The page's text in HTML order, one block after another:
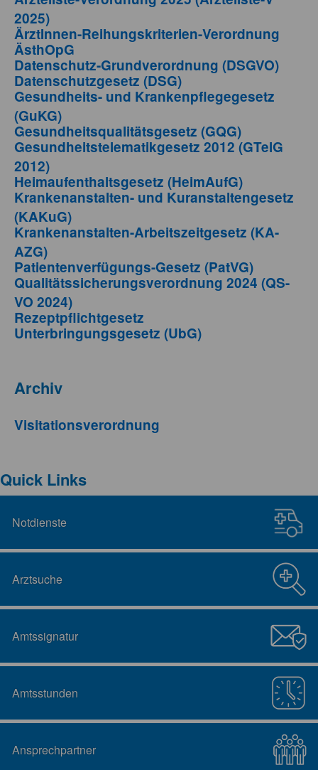
2025)
ÄrztInnen-Reihungskriterien-Verordnung
ÄsthOpG
Datenschutz-Grundverordnung (DSGVO)
Datenschutzgesetz (DSG)
Gesundheits- und Krankenpflegegesetz
(GuKG)
Gesundheitsqualitätsgesetz (GQG)
Gesundheitstelematikgesetz 2012 (GTelG
2012)
Heimaufenthaltsgesetz (HeimAufG)
Krankenanstalten- und Kuranstaltengesetz
(KAKuG)
Krankenanstalten-Arbeitszeitgesetz (KA-
AZG)
Patientenverfügungs-Gesetz (PatVG)
Qualitätssicherungsverordnung 2024 (QS-
VO 2024)
Rezeptpflichtgesetz
Unterbringungsgesetz (UbG)
Archiv
Visitationsverordnung
Quick Links
Notdienste
Arztsuche
Amtssignatur
Amtsstunden
Ansprechpartner